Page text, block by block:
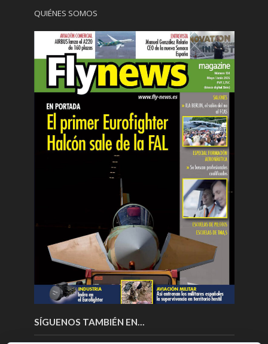
QUIÉNES SOMOS
SÍGUENOS TAMBIÉN EN…